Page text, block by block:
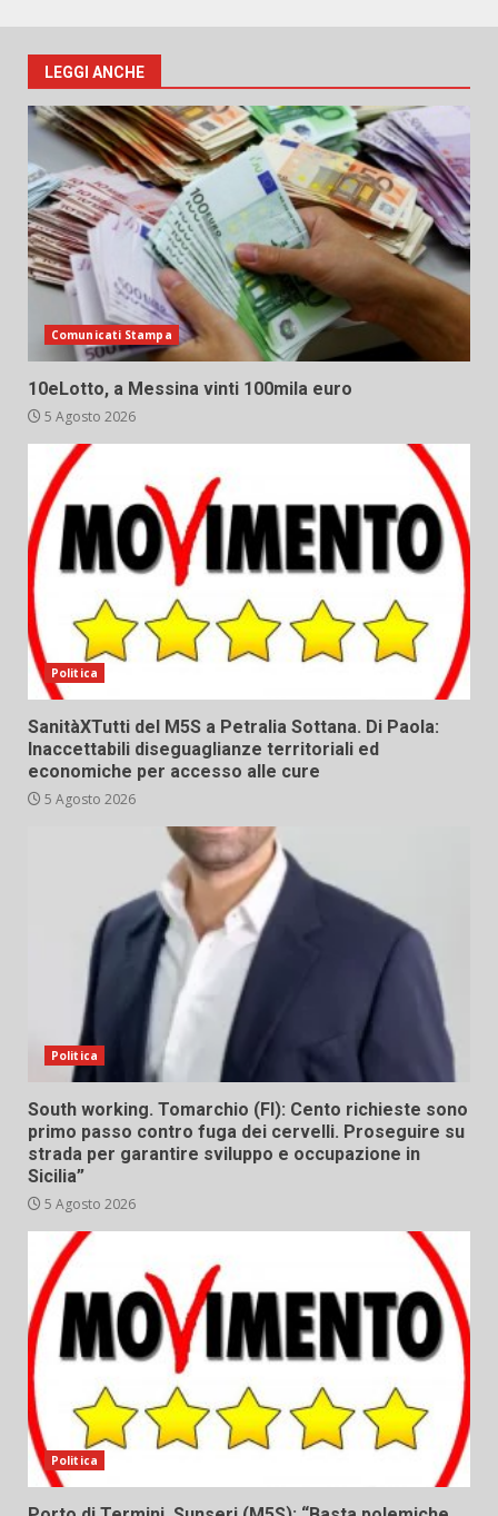
LEGGI ANCHE
Comunicati Stampa
10eLotto, a Messina vinti 100mila euro
5 Agosto 2026
Politica
SanitàXTutti del M5S a Petralia Sottana. Di Paola:
Inaccettabili diseguaglianze territoriali ed
economiche per accesso alle cure
5 Agosto 2026
Politica
South working. Tomarchio (FI): Cento richieste sono
primo passo contro fuga dei cervelli. Proseguire su
strada per garantire sviluppo e occupazione in
Sicilia”
5 Agosto 2026
Politica